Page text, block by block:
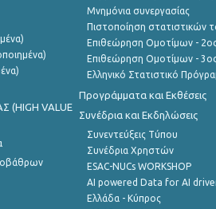
(HIGH VALUE
Μνημόνια συνεργασίας
Πιστοποίηση στατιστικών
Επιθεώρηση Ομοτίμων -
Επιθεώρηση Ομοτίμων -
Ελληνικό Στατιστικό
Προγράμματα και Εκθέσεις
Συνέδρια και Εκδηλώσεις
Συνεντεύξεις Τύπου
Συνέδρια Χρηστών
ESAC-NUCs WORKSHOP
AI powered Data for AI
Ελλάδα - Κύπρος